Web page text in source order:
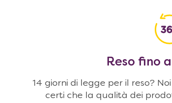
Reso fino
14 giorni di legge per il reso?
certi che la qualità dei